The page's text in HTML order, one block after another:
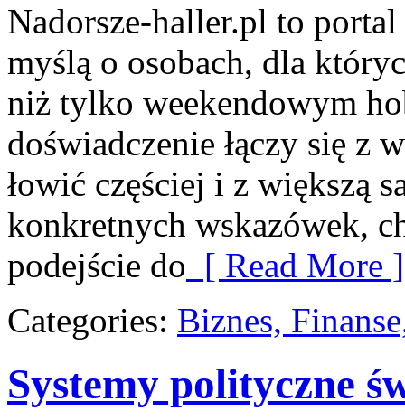
Nadorsze-haller.pl to
myślą o osobach, dla
niż tylko weekendowym
doświadczenie łączy się z
łowić częściej i z większą
konkretnych wskazówek,
podejście do [ Read More ]
Categories: Biznes,
Systemy polityczne